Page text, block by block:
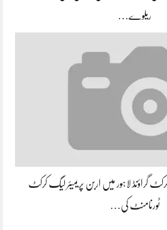
ریلوے…
گراؤنڈ لاہور میں اربن پریمیئر لیگ کرکٹ
ٹورنامنٹ کی…